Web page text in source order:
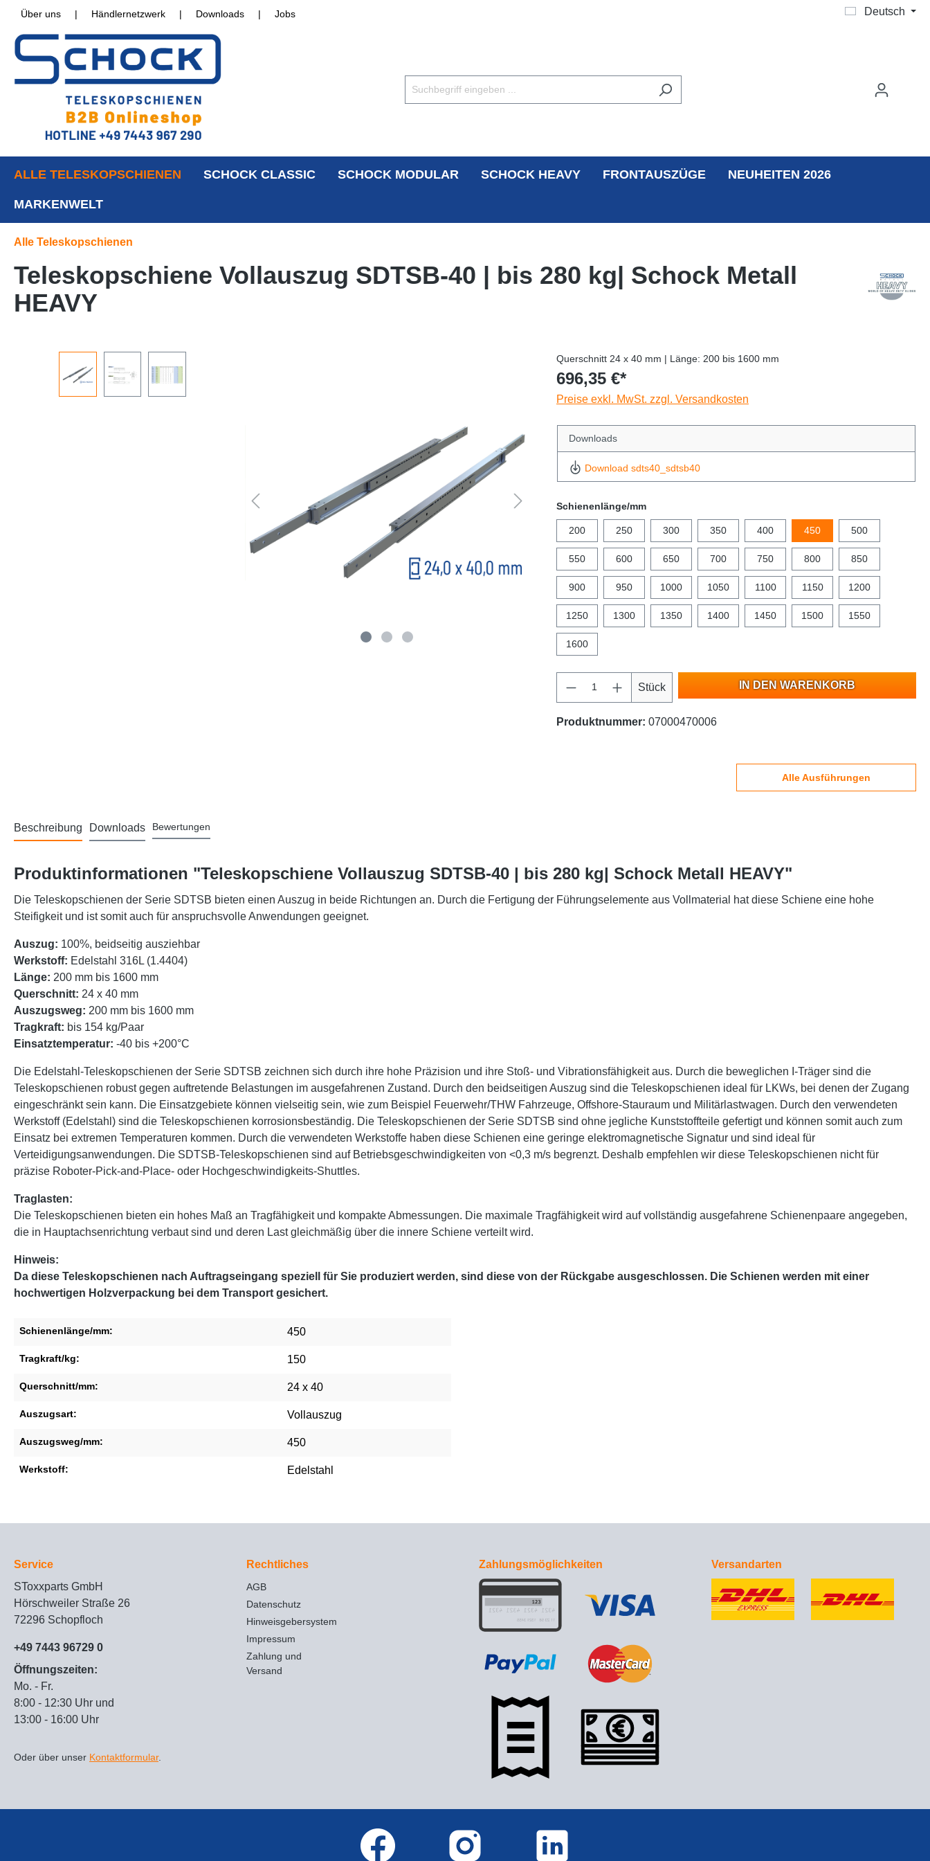
Über uns | Händlernetzwerk | Downloads | Jobs Deutsch
ALLE TELESKOPSCHIENEN SCHOCK CLASSIC SCHOCK MODULAR SCHOCK HEAVY FRONTAUSZÜGE NEUHEITEN 2026
MARKENWELT
Alle Teleskopschienen
Teleskopschiene Vollauszug SDTSB-40 | bis 280 kg| Schock Metall
HEAVY
Querschnitt 24 x 40 mm | Länge: 200 bis 1600 mm
696,35 €*
Preise exkl. MwSt. zzgl. Versandkosten
Downloads
Download sdts40_sdtsb40
Schienenlänge/mm
200 250 300 350 400 450 500
550 600 650 700 750 800 850
900 950 1000 1050 1100 1150 1200
1250 1300 1350 1400 1450 1500 1550
1600
Stück IN DEN WARENKORB
Produktnummer: 07000470006
Alle Ausführungen
Beschreibung Downloads Bewertungen
Produktinformationen "Teleskopschiene Vollauszug SDTSB-40 | bis 280 kg| Schock Metall HEAVY"
Die Teleskopschienen der Serie SDTSB bieten einen Auszug in beide Richtungen an. Durch die Fertigung der Führungselemente aus Vollmaterial hat diese Schiene eine hohe
Steifigkeit und ist somit auch für anspruchsvolle Anwendungen geeignet.
Auszug: 100%, beidseitig ausziehbar
Werkstoff: Edelstahl 316L (1.4404)
Länge: 200 mm bis 1600 mm
Querschnitt: 24 x 40 mm
Auszugsweg: 200 mm bis 1600 mm
Tragkraft: bis 154 kg/Paar
Einsatztemperatur: -40 bis +200°C
Die Edelstahl-Teleskopschienen der Serie SDTSB zeichnen sich durch ihre hohe Präzision und ihre Stoß- und Vibrationsfähigkeit aus. Durch die beweglichen I-Träger sind die
Teleskopschienen robust gegen auftretende Belastungen im ausgefahrenen Zustand. Durch den beidseitigen Auszug sind die Teleskopschienen ideal für LKWs, bei denen der Zugang
eingeschränkt sein kann. Die Einsatzgebiete können vielseitig sein, wie zum Beispiel Feuerwehr/THW Fahrzeuge, Offshore-Stauraum und Militärlastwagen. Durch den verwendeten
Werkstoff (Edelstahl) sind die Teleskopschienen korrosionsbeständig. Die Teleskopschienen der Serie SDTSB sind ohne jegliche Kunststoffteile gefertigt und können somit auch zum
Einsatz bei extremen Temperaturen kommen. Durch die verwendeten Werkstoffe haben diese Schienen eine geringe elektromagnetische Signatur und sind ideal für
Verteidigungsanwendungen. Die SDTSB-Teleskopschienen sind auf Betriebsgeschwindigkeiten von <0,3 m/s begrenzt. Deshalb empfehlen wir diese Teleskopschienen nicht für
präzise Roboter-Pick-and-Place- oder Hochgeschwindigkeits-Shuttles.
Traglasten:
Die Teleskopschienen bieten ein hohes Maß an Tragfähigkeit und kompakte Abmessungen. Die maximale Tragfähigkeit wird auf vollständig ausgefahrene Schienenpaare angegeben,
die in Hauptachsenrichtung verbaut sind und deren Last gleichmäßig über die innere Schiene verteilt wird.
Hinweis:
Da diese Teleskopschienen nach Auftragseingang speziell für Sie produziert werden, sind diese von der Rückgabe ausgeschlossen. Die Schienen werden mit einer
hochwertigen Holzverpackung bei dem Transport gesichert.
Schienenlänge/mm: 450
Tragkraft/kg: 150
Querschnitt/mm: 24 x 40
Auszugsart: Vollauszug
Auszugsweg/mm: 450
Werkstoff: Edelstahl
Service
SToxxparts GmbH
Hörschweiler Straße 26
72296 Schopfloch
+49 7443 96729 0
Öffnungszeiten:
Mo. - Fr.
8:00 - 12:30 Uhr und
13:00 - 16:00 Uhr
Oder über unser Kontaktformular.
Rechtliches
AGB
Datenschutz
Hinweisgebersystem
Impressum
Zahlung und
Versand
Zahlungsmöglichkeiten Versandarten